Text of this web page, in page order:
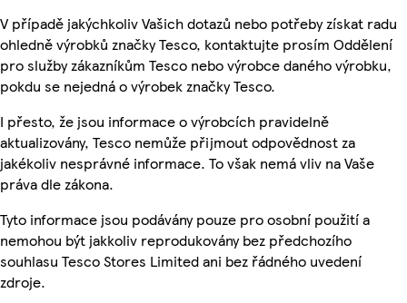
V případě jakýchkoliv Vašich dotazů nebo potřeby získat radu
ohledně výrobků značky Tesco, kontaktujte prosím Oddělení
pro služby zákazníkům Tesco nebo výrobce daného výrobku,
pokdu se nejedná o výrobek značky Tesco.
I přesto, že jsou informace o výrobcích pravidelně
aktualizovány, Tesco nemůže přijmout odpovědnost za
jakékoliv nesprávné informace. To však nemá vliv na Vaše
práva dle zákona.
Tyto informace jsou podávány pouze pro osobní použití a
nemohou být jakkoliv reprodukovány bez předchozího
souhlasu Tesco Stores Limited ani bez řádného uvedení
zdroje.